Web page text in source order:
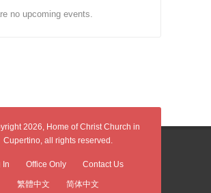
no upcoming events.
2026, Home of Christ Church in
Cupertino, all rights reserved.
In Office Only Contact Us
繁體中文 简体中文